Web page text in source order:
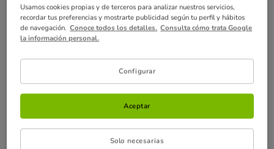
Usamos cookies propias y de terceros para analizar nuestros servicios,
recordar tus preferencias y mostrarte publicidad según tu perfil y hábitos
de navegación. Conoce todos los detalles. Consulta cómo trata Google
la información personal.
Configurar
Solo necesarias
Aceptar